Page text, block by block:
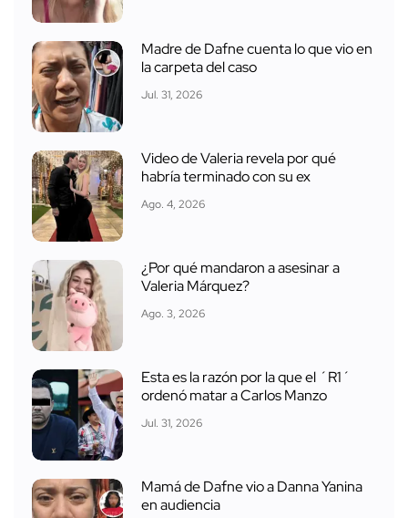
Madre de Dafne cuenta lo que vio en
la carpeta del caso
Jul. 31, 2026
Video de Valeria revela por qué
habría terminado con su ex
Ago. 4, 2026
¿Por qué mandaron a asesinar a
Valeria Márquez?
Ago. 3, 2026
Esta es la razón por la que el ´R1´
ordenó matar a Carlos Manzo
Jul. 31, 2026
Mamá de Dafne vio a Danna Yanina
en audiencia